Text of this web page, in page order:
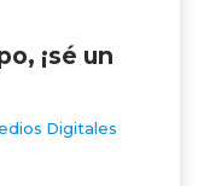
¡sé un
Digitales